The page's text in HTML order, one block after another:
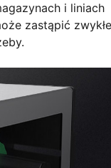
i liniach
zastąpić zwykłe